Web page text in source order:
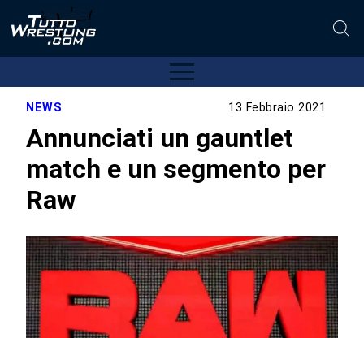
NEWS 13 Febbraio 2021
Annunciati un gauntlet
match e un segmento per
Raw